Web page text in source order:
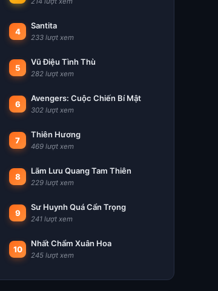
4
Santita
233 lượt xem
5
Vũ Điệu Tình Thù
282 lượt xem
6
Avengers: Cuộc Chiến Bí Mật
302 lượt xem
7
Thiên Hương
469 lượt xem
8
Lãm Lưu Quang Tam Thiên
229 lượt xem
9
Sư Huynh Quá Cẩn Trọng
241 lượt xem
10
Nhất Chẩm Xuân Hoa
245 lượt xem